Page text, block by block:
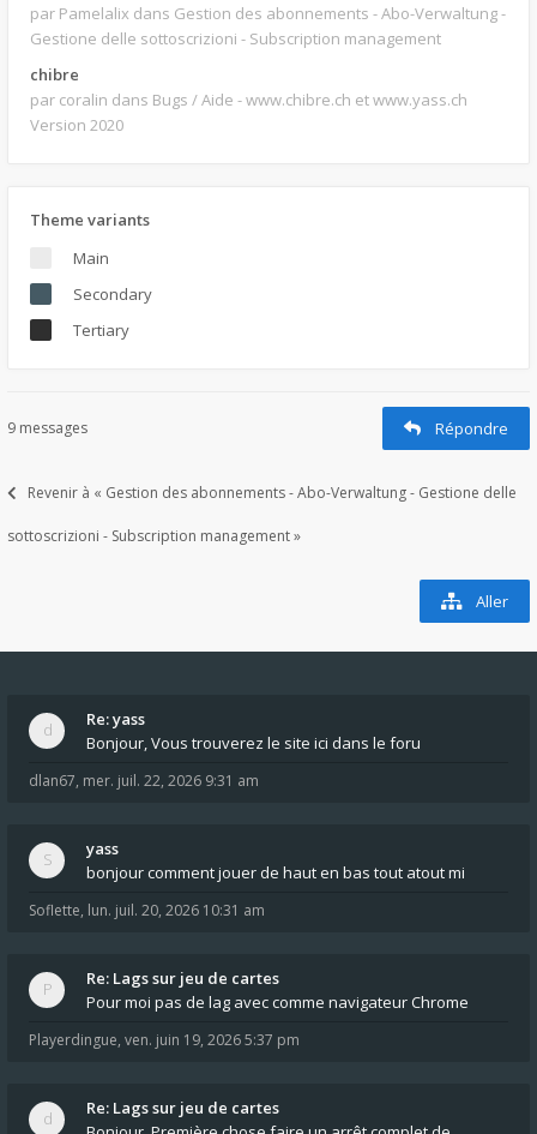
par Pamelalix dans Gestion des abonnements - Abo-Verwaltung -
Gestione delle sottoscrizioni - Subscription management
chibre
par coralin dans Bugs / Aide - www.chibre.ch et www.yass.ch
Version 2020
Theme variants
Main
Secondary
Tertiary
9 messages Répondre
Revenir à « Gestion des abonnements - Abo-Verwaltung - Gestione delle
sottoscrizioni - Subscription management »
Aller
Re: yass
Bonjour, Vous trouverez le site ici dans le foru
dlan67, mer. juil. 22, 2026 9:31 am
yass
bonjour comment jouer de haut en bas tout atout mi
Soflette, lun. juil. 20, 2026 10:31 am
Re: Lags sur jeu de cartes
Pour moi pas de lag avec comme navigateur Chrome
Playerdingue, ven. juin 19, 2026 5:37 pm
Re: Lags sur jeu de cartes